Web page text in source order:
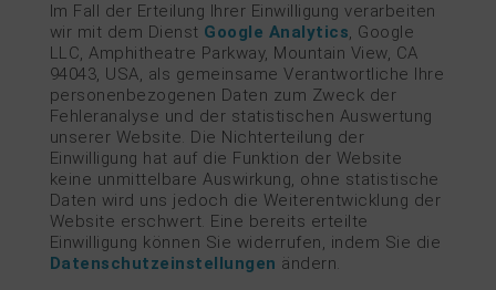
Im Fall der Erteilung Ihrer Einwilligung verarbeiten
wir mit dem Dienst Google Analytics, Google
LLC, Amphitheatre Parkway, Mountain View, CA
94043, USA, als gemeinsame Verantwortliche Ihre
personenbezogenen Daten zum Zweck der
Fehleranalyse und der statistischen Auswertung
unserer Website. Die Nichterteilung der
Einwilligung hat auf die Funktion der Website
keine unmittelbare Auswirkung, ohne statistische
Daten wird uns jedoch die Weiterentwicklung der
Website erschwert. Eine bereits erteilte
Einwilligung können Sie widerrufen, indem Sie die
Datenschutzeinstellungen ändern.